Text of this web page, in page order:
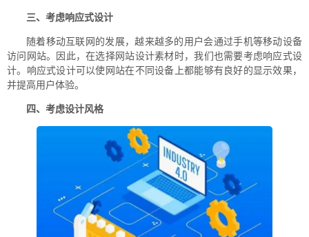
三、考虑响应式设计
随着移动互联网的发展，越来越多的用户会通过手机等移动设备
访问网站。因此，在选择网站设计素材时，我们也需要考虑响应式设
计。响应式设计可以使网站在不同设备上都能够有良好的显示效果，
并提高用户体验。
四、考虑设计风格